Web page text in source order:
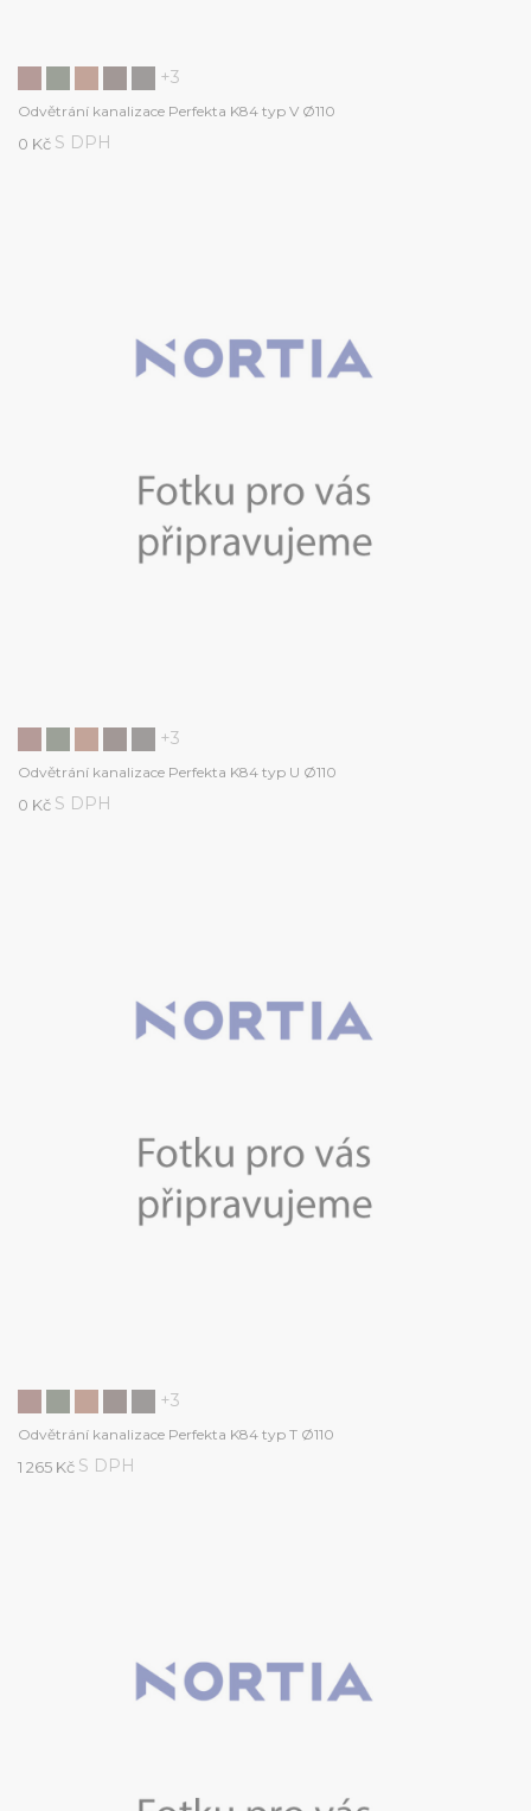
+3
Odvětrání kanalizace Perfekta K84 typ V Ø110
0 Kč S DPH
+3
Odvětrání kanalizace Perfekta K84 typ U Ø110
0 Kč S DPH
+3
Odvětrání kanalizace Perfekta K84 typ T Ø110
1 265 Kč S DPH